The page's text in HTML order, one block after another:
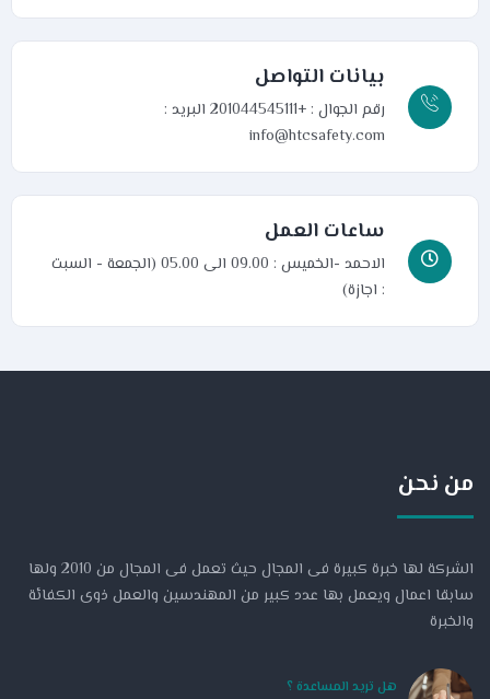
بيانات التواصل
رقم الجوال : +201044545111
البريد :
info@htcsafety.com
ساعات العمل
الاحمد -الخميس : 09.00 الى 05.00 (الجمعة - السبت
: اجازة)
من نحن
الشركة لها خبرة كبيرة فى المجال حيث تعمل فى المجال من 2010 ولها
سابقا اعمال ويعمل بها عدد كبير من المهندسين والعمل ذوى الكفائة
والخبرة
هل تريد المساعدة ؟